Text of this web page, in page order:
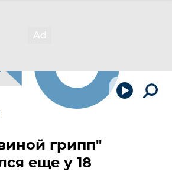
грипп"
еще у 18